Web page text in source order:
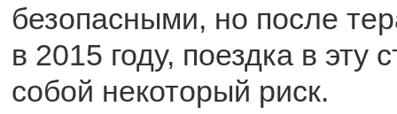
безопасными, но после
в 2015 году, поездка в эту
собой некоторый риск.